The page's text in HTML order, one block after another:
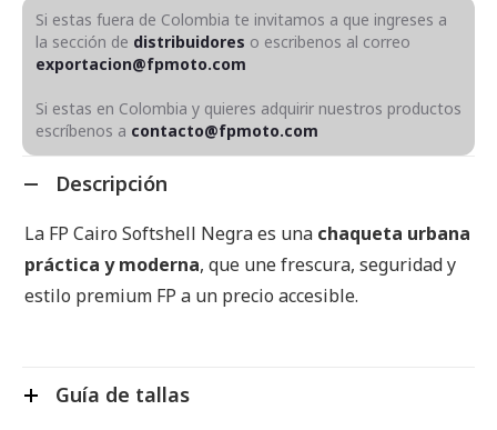
Si estas fuera de Colombia te invitamos a que ingreses a
la sección de distribuidores o escribenos al correo
exportacion@fpmoto.com
Si estas en Colombia y quieres adquirir nuestros productos
escríbenos a contacto@fpmoto.com
Descripción
La FP Cairo Softshell Negra es una chaqueta urbana
práctica y moderna, que une frescura, seguridad y
estilo premium FP a un precio accesible.
Guía de tallas